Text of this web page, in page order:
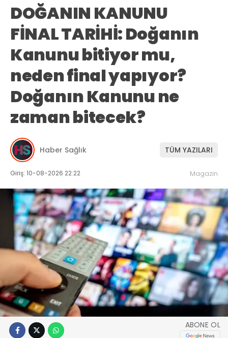
DOĞANIN KANUNU
FİNAL TARİHİ: Doğanın
Kanunu bitiyor mu,
neden final yapıyor?
Doğanın Kanunu ne
zaman bitecek?
Haber Sağlık TÜM YAZILARI
Giriş: 10-08-2026 22:22 Magazin
ABONE OL